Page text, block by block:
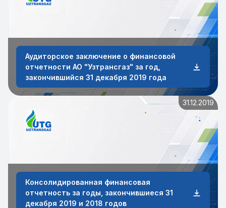
Аудиторское заключение о финансовой
отчетности АО "Узтрансгаз" за год,
закончившийся 31 декабря 2019 года
31.12.2019
Консолидированная финансовая
отчетность за годы, закончившиеся 31
декабря 2019 и 2018 годов